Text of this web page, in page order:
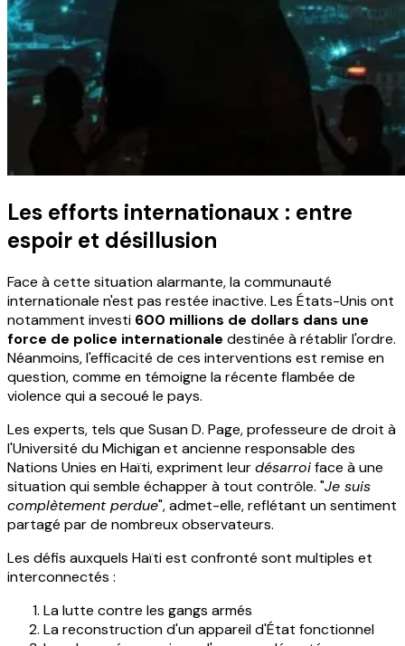
Les efforts internationaux : entre
espoir et désillusion
Face à cette situation alarmante, la communauté
internationale n'est pas restée inactive. Les États-Unis ont
notamment investi 600 millions de dollars dans une
force de police internationale destinée à rétablir l'ordre.
Néanmoins, l'efficacité de ces interventions est remise en
question, comme en témoigne la récente flambée de
violence qui a secoué le pays.
Les experts, tels que Susan D. Page, professeure de droit à
l'Université du Michigan et ancienne responsable des
Nations Unies en Haïti, expriment leurdésarroiface à une
situation qui semble échapper à tout contrôle. "Je suis
complètement perdue", admet-elle, reflétant un sentiment
partagé par de nombreux observateurs.
Les défis auxquels Haïti est confronté sont multiples et
interconnectés :
La lutte contre les gangs armés
La reconstruction d'un appareil d'État fonctionnel